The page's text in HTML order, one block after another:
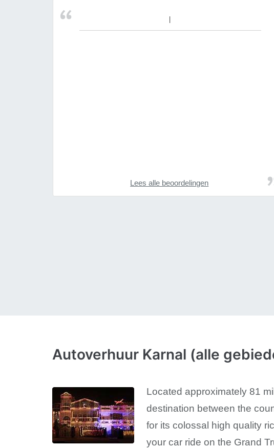
Lees alle beoordelingen
Autoverhuur Karnal (alle
Located approximately 81
destination between the
for its colossal high quality
your car ride on the Grand